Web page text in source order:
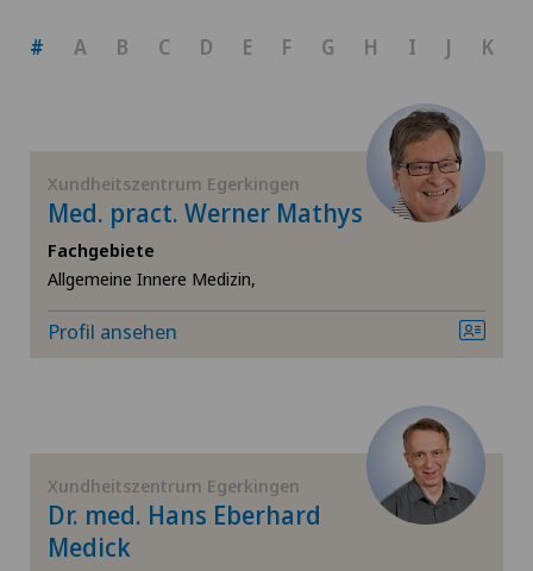
Dickdarmchirurgie
Ellbogenchirurgie
Fuss- und Sprunggelenkchirurgie
Gallenchirurgie
SG
SH
FR
TI
# A B C D E F G H I J K
Xundheitszentrum Egerkingen
Med. pract. Werner Mathys
Fachgebiete
Allgemeine Innere Medizin,
Profil ansehen
Xundheitszentrum Egerkingen
Dr. med. Hans Eberhard
Medick